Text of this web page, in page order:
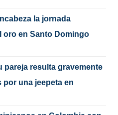
la jornada
oro en Santo Domingo
pareja resulta gravemente
por una jeepeta en